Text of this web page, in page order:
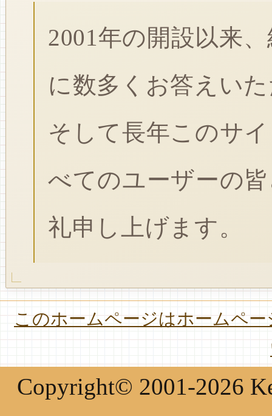
2001年の開設以来
に数多くお答えい
そして長年このサ
べてのユーザーの
礼申し上げます。
このホームページはホームペ
Copyright© 2001-2026